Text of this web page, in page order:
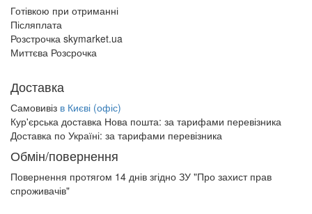
Готівкою при отриманні
Післяплата
Розстрочка skymarket.ua
Миттєва Розсрочка
Доставка
Самовивіз в Києві (офіс)
Кур'єрська доставка Нова пошта: за тарифами перевізника
Доставка по Україні: за тарифами перевізника
Обмін/повернення
Повернення протягом 14 днів згідно ЗУ "Про захист прав
спроживачів"